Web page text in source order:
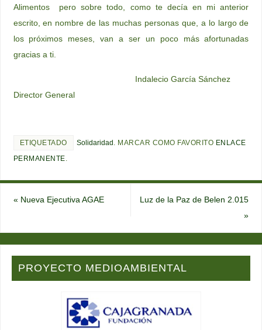
Alimentos pero sobre todo, como te decía en mi anterior
escrito, en nombre de las muchas personas que, a lo largo de
los próximos meses, van a ser un poco más afortunadas
gracias a ti.
Indalecio García Sánchez
Director General
ETIQUETADO Solidaridad . MARCAR COMO FAVORITO ENLACE
PERMANENTE.
« Nueva Ejecutiva AGAE
Luz de la Paz de Belen 2.015
»
PROYECTO MEDIOAMBIENTAL